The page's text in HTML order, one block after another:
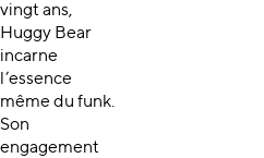
vingt ans,
Huggy Bear
incarne
l’essence
même du funk.
Son
engagement